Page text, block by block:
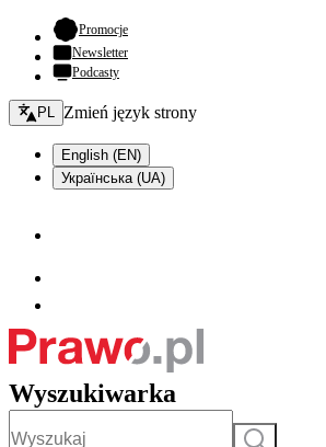
Promocje- otwiera się w nowej karcie
Newsletter
Podcasty
Zmień język - bieżący:
PL Zmień język strony
English (EN)
Українська (UA)
Wyszukiwarka
Szukaj